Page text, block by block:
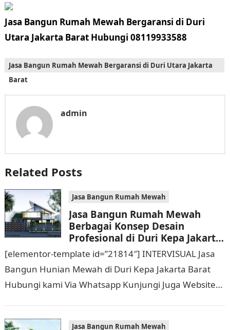
Jasa Bangun Rumah Mewah Bergaransi di Duri
Utara Jakarta Barat Hubungi 08119933588
Jasa Bangun Rumah Mewah Bergaransi di Duri Utara Jakarta
Barat
admin
Related Posts
Jasa Bangun Rumah Mewah
Jasa Bangun Rumah Mewah
Berbagai Konsep Desain
Profesional di Duri Kepa Jakarta
Barat Hubungi 0811 9933 588
[elementor-template id=”21814″] INTERVISUAL Jasa
Bangun Hunian Mewah di Duri Kepa Jakarta Barat
Hubungi kami Via Whatsapp Kunjungi Juga Website
Jasa Bangun Rumah Mewah